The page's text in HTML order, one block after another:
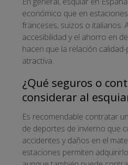
económico que en
franceses, suizos o italianos.
accesibilidad y el ahorro en
hacen que la relación
atractiva.
¿Qué seguros o
considerar al
Es recomendable contratar
de deportes de invierno que
accidentes y daños en el
estaciones permiten